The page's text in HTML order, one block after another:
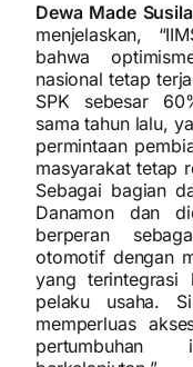
Dewa Made
menjelaskan,
bahwa
nasional tetap
SPK sebesar
sama tahun lalu,
permintaan
masyarakat tetap
Sebagai bagian
Danamon dan
berperan
otomotif dengan
yang terintegrasi
pelaku usaha.
memperluas